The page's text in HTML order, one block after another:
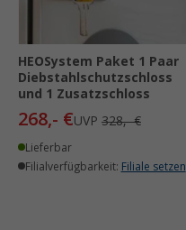
HEOSystem Paket 1 Paar
Diebstahlschutzschloss
und 1 Zusatzschloss
268,- €UVP 328,- €
Lieferbar
Filialverfügbarkeit: Filiale setzen